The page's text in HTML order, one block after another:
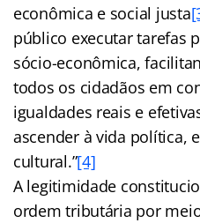
econômica e social justa
público executar tarefas
sócio-econômica,
todos os cidadãos em
igualdades reais e
ascender à vida política,
cultural.”[4]
A legitimidade
ordem tributária por